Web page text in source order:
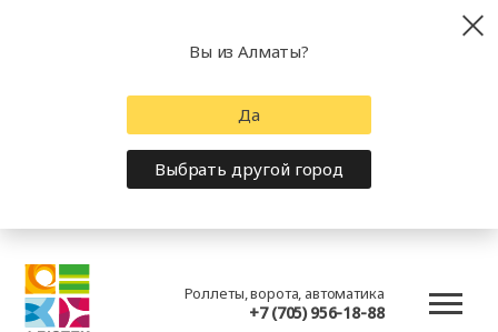
Роллеты, ворота, автоматика
+7 (705) 956-18-88
Вы из Алматы?
Да
Выбрать другой город